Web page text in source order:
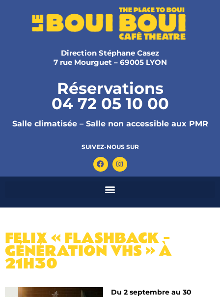
Direction Stéphane Casez
7 rue Mourguet – 69005 LYON
Réservations
04 72 05 10 00
Salle climatisée – Salle non accessible aux PMR
SUIVEZ-NOUS SUR
FELIX « FLASHBACK –
GÉNÉRATION VHS » À
21H30
Du 2 septembre au 30